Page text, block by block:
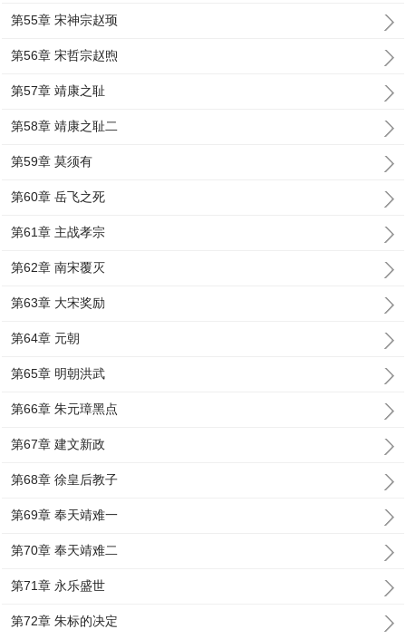
第55章 宋神宗赵顼
第56章 宋哲宗赵煦
第57章 靖康之耻
第58章 靖康之耻二
第59章 莫须有
第60章 岳飞之死
第61章 主战孝宗
第62章 南宋覆灭
第63章 大宋奖励
第64章 元朝
第65章 明朝洪武
第66章 朱元璋黑点
第67章 建文新政
第68章 徐皇后教子
第69章 奉天靖难一
第70章 奉天靖难二
第71章 永乐盛世
第72章 朱标的决定